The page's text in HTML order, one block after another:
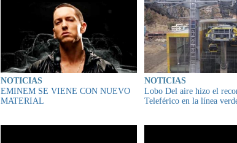
NOTICIAS
EMINEM SE VIENE CON NUEVO
MATERIAL
NOTICIAS
Lobo Del aire hizo el
Teleférico en la línea